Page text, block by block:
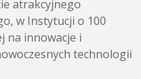
atrakcyjnego
w Instytucji o 100
na innowacje i
technologii